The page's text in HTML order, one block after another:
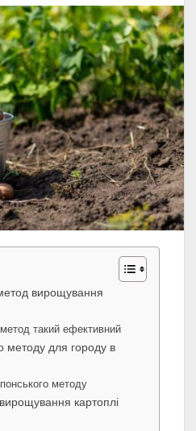
вирощування
такий ефективний
методу для городу в
методу
картоплі